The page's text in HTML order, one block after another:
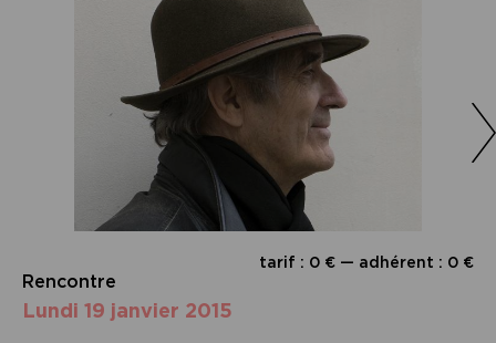
tarif : 0 € — adhérent : 0 €
Rencontre
lundi 19 janvier 2015